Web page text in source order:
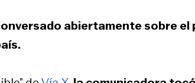
abiertamente sobre el